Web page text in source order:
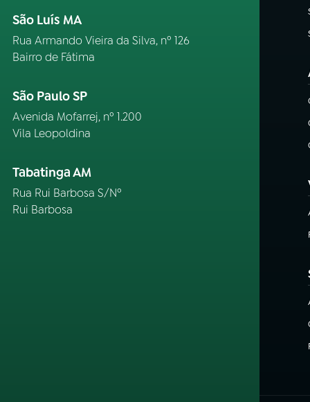
São Luís MA
Rua Armando Vieira da Silva, nº 126
Bairro de Fátima
São Paulo SP
Avenida Mofarrej, nº 1.200
Vila Leopoldina
Tabatinga AM
Rua Rui Barbosa S/Nº
Rui Barbosa